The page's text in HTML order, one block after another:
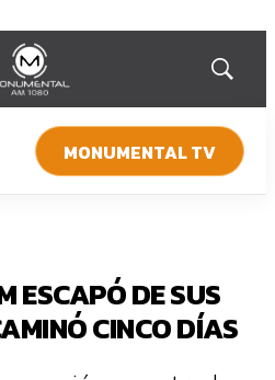
Mostrar
MONUMENTAL TV
ESCAPÓ DE SUS
CINCO DÍAS